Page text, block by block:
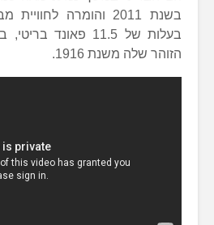
בשנת 2011 והומרה
בעלות של 11.5 פאונד
הזוהר שלה משנת 1916.